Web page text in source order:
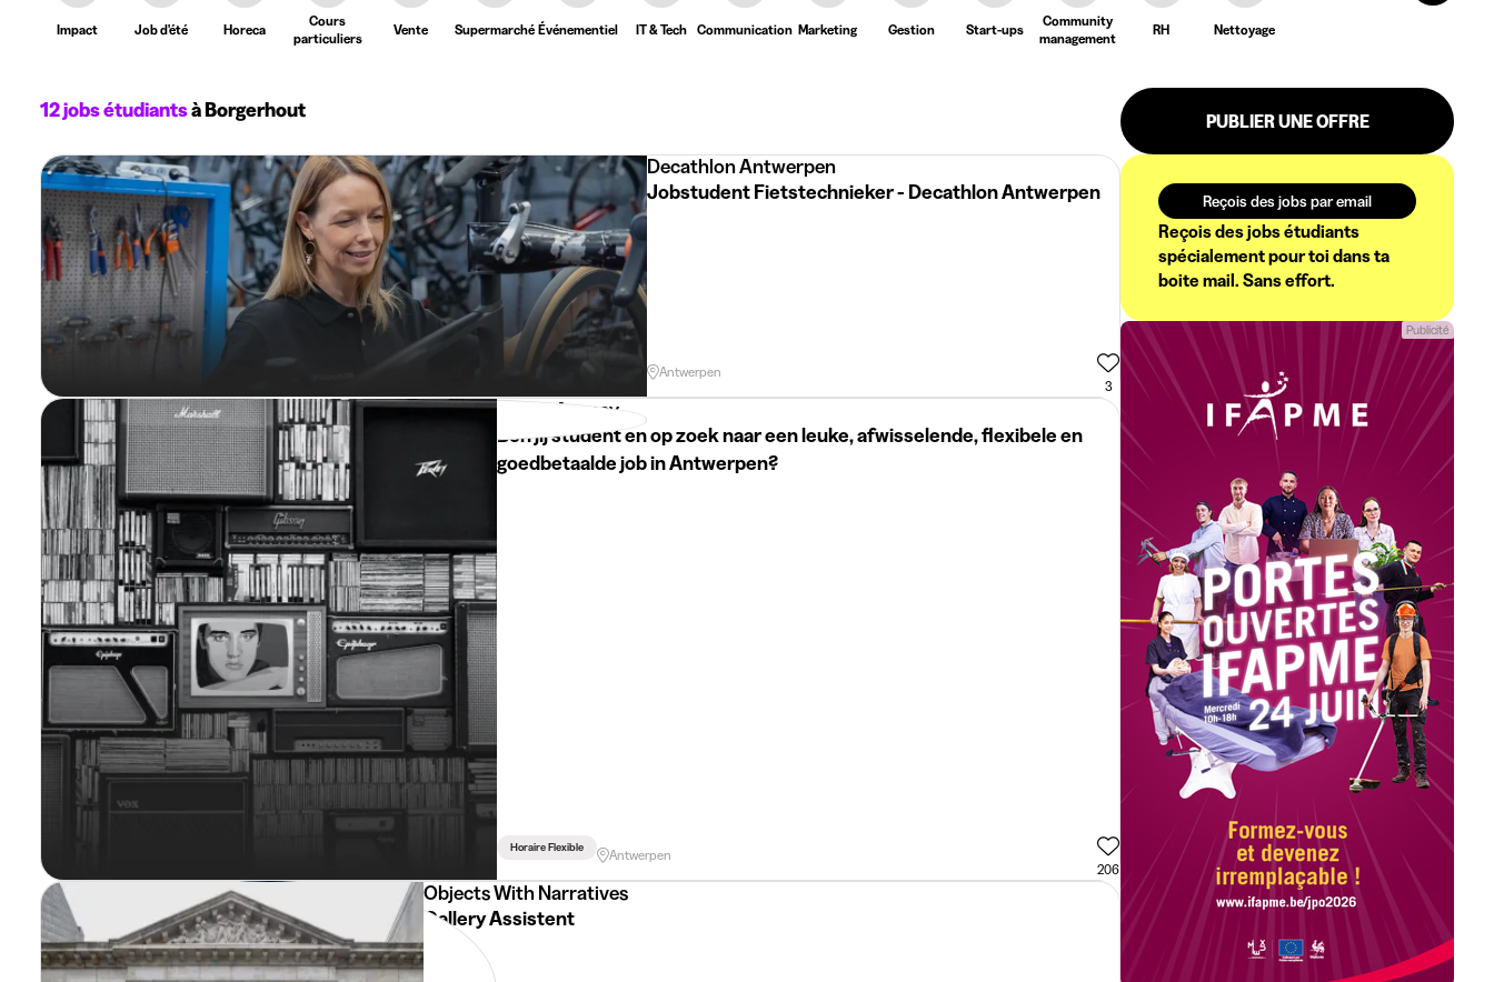
Impact Job d'été Horeca
Cours
particuliers
Vente Supermarché Événementiel IT & Tech Communication Marketing Gestion Start-ups
Community
management
RH Nettoyage
12 jobs étudiantsà Borgerhout
Decathlon Antwerpen
Jobstudent Fietstechnieker - Decathlon Antwerpen
Antwerpen
3
Simba Agency
Ben jij student en op zoek naar een leuke, afwisselende, flexibele en
goedbetaalde job in Antwerpen?
Horaire Flexible
Antwerpen
206
Objects With Narratives
Gallery Assistent
PUBLIER UNE OFFRE
Reçois des jobs par email
Reçois des jobs étudiants
spécialement pour toi dans ta
boite mail. Sans effort.
Publicité